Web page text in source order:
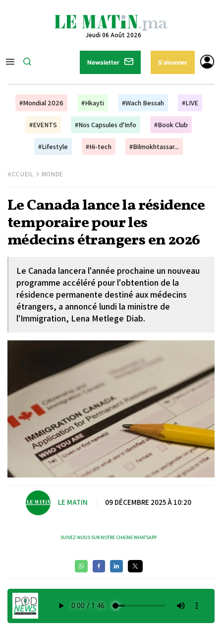
Jeudi 06 Août 2026
Newsletter S'abonner
#Mondial 2026 #Hkayti #Wach Bessah #LIVE
#EVENTS #Nos Capsules d'Info #Book Club
#Lifestyle #Hi-tech #Bilmokhtassar...
ACCUEIL MONDE
Le Canada lance la résidence
temporaire pour les
médecins étrangers en 2026
Le Canada lancera l'année prochaine un nouveau
programme accéléré pour l'obtention de la
résidence permanente destiné aux médecins
étrangers, a annoncé lundi la ministre de
l'Immigration, Lena Metlege Diab.
LE MATIN 09 DÉCEMBRE 2025 À 10:20
SUIVEZ-NOUS SUR NOTRE CHAÎNE WHATSAPP